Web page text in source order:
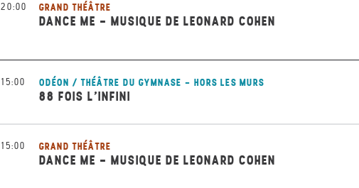
20:00 GRAND THÉÂTRE
DANCE ME - MUSIQUE DE LEONARD COHEN
15:00 ODÉON / THÉÂTRE DU GYMNASE - HORS LES MURS
88 FOIS L’INFINI
15:00 GRAND THÉÂTRE
DANCE ME - MUSIQUE DE LEONARD COHEN